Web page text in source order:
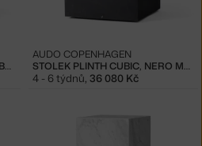
STOLEK PLINTH CUBIC, KUNIS BRECCIA STOLEK PLINTH CUBIC, NERO MARQUINA
AUDO COPENHAGEN
4 - 6 týdnů, 36 080 Kč